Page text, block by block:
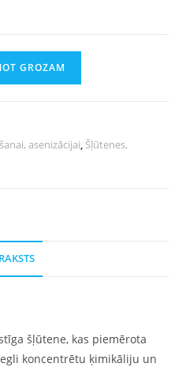
GROZAM
asenizācijai, Šļūtenes,
šļūtene, kas piemērota
koncentrētu ķimikāliju un